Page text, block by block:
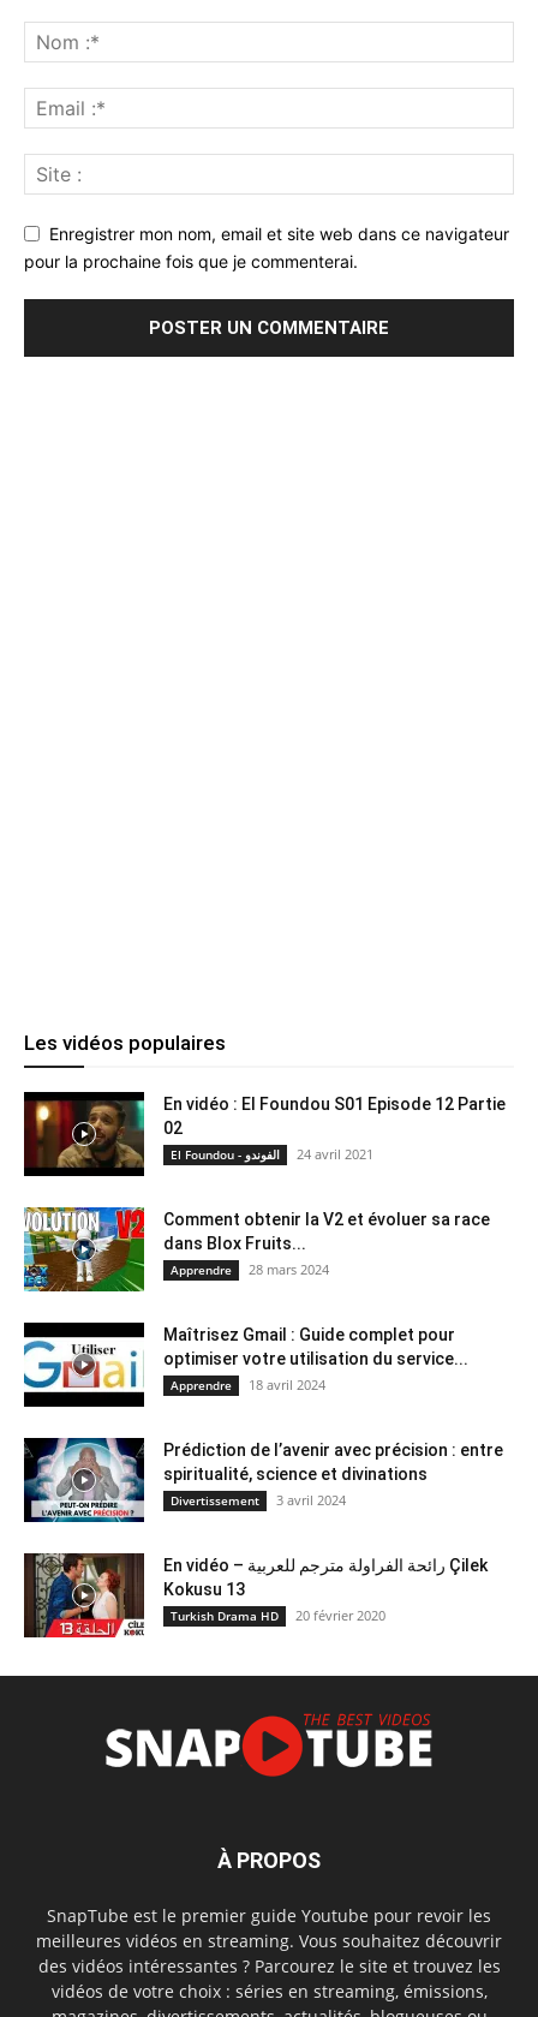
Enregistrer mon nom, email et site web dans ce navigateur
pour la prochaine fois que je commenterai.
Les vidéos populaires
En vidéo : El Foundou S01 Episode 12 Partie
02
El Foundou - الفوندو 24 avril 2021
Comment obtenir la V2 et évoluer sa race
dans Blox Fruits...
Apprendre 28 mars 2024
Maîtrisez Gmail : Guide complet pour
optimiser votre utilisation du service...
Apprendre 18 avril 2024
Prédiction de l’avenir avec précision : entre
spiritualité, science et divinations
Divertissement 3 avril 2024
En vidéo – رائحة الفراولة مترجم للعربية Çilek
Kokusu 13
Turkish Drama HD 20 février 2020
À PROPOS
SnapTube est le premier guide Youtube pour revoir les
meilleures vidéos en streaming. Vous souhaitez découvrir
des vidéos intéressantes ? Parcourez le site et trouvez les
vidéos de votre choix : séries en streaming, émissions,